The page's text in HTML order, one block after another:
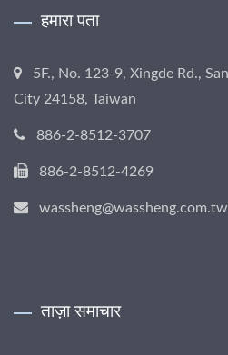
हमारा पता
5F., No. 123-9, Xingde Rd.,
City 24158, Taiwan
886-2-8512-3707
886-2-8512-4269
wassheng@wassheng.com.tw
ताज़ा समाचार